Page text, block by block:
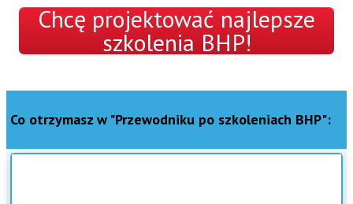
Chcę projektować najlepsze
szkolenia BHP!
Co otrzymasz w "Przewodniku po szkoleniach BHP":